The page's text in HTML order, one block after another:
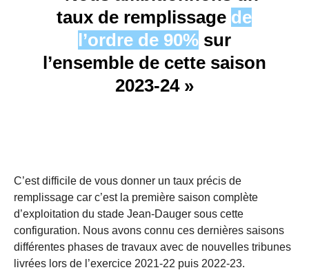
taux de remplissage de
l’ordre de 90%sur
l’ensemble de cette saison
2023-24 »
C’est difficile de vous donner un taux précis de
remplissage car c’est la première saison complète
d’exploitation du stade Jean-Dauger sous cette
configuration. Nous avons connu ces dernières saisons
différentes phases de travaux avec de nouvelles tribunes
livrées lors de l’exercice 2021-22 puis 2022-23.